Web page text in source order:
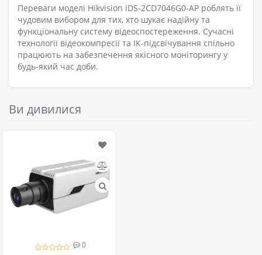
Переваги моделі Hikvision iDS-2CD7046G0-AP роблять її
чудовим вибором для тих, хто шукає надійну та
функціональну систему відеоспостереження. Сучасні
технології відеокомпресії та ІК-підсвічування спільно
працюють на забезпечення якісного моніторингу у
будь-який час доби.
Ви дивилися
0